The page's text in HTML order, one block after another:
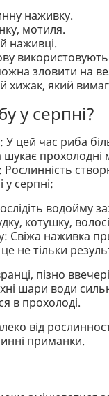
наживку.
мотиля.
наживці.
зловити на
який
у серпні?
У цей час риба
шукає прохолодні
у серпні:
водойму
котушку,
Свіжа наживка
не тільки
пізно
шари води
в прохолоді.
від
приманки.